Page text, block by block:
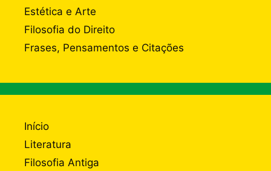
Estética e Arte
Filosofia do Direito
Frases, Pensamentos e Citações
Início
Literatura
Filosofia Antiga